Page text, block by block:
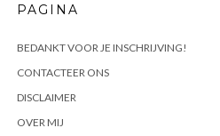
PAGINA
BEDANKT VOOR JE INSCHRIJVING!
CONTACTEER ONS
DISCLAIMER
OVER MIJ